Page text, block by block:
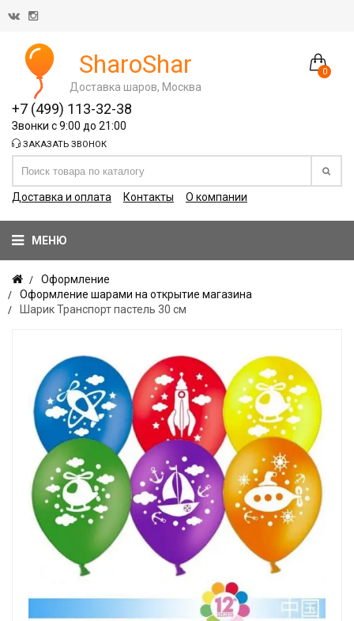
0
SharoShar
Доставка шаров, Москва
+7 (499) 113-32-38
Звонки с 9:00 до 21:00
ЗАКАЗАТЬ ЗВОНОК
Доставка и оплата Контакты О компании
МЕНЮ
Оформление
Оформление шарами на открытие магазина
Шарик Транспорт пастель 30 см